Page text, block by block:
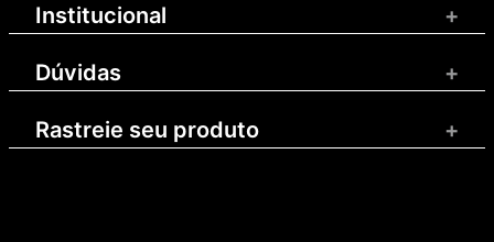
Institucional +
Dúvidas +
Rastreie seu produto +